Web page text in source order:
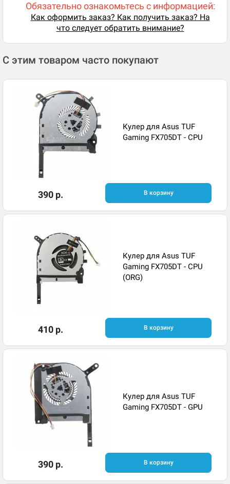
Обязательно ознакомьтесь с информацией:
Как оформить заказ? Как получить заказ? На
что следует обратить внимание?
С этим товаром часто покупают
Кулер для Asus TUF
Gaming FX705DT - CPU
390 р. В корзину
Кулер для Asus TUF
Gaming FX705DT - CPU
(ORG)
410 р. В корзину
Кулер для Asus TUF
Gaming FX705DT - GPU
390 р. В корзину